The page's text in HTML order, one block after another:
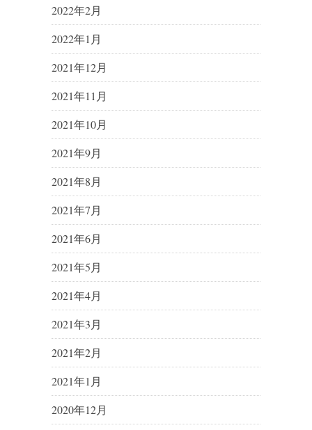
2022年2月
2022年1月
2021年12月
2021年11月
2021年10月
2021年9月
2021年8月
2021年7月
2021年6月
2021年5月
2021年4月
2021年3月
2021年2月
2021年1月
2020年12月